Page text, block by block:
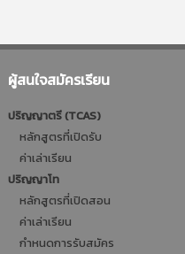
ผู้สนใจสมัครเรียน
ปริญญาตรี (TCAS)
หลักสูตรที่เปิดรับ
ค่าเล่าเรียน
ปริญญาโท
หลักสูตรที่เปิดสอน
ค่าเล่าเรียน
กำหนดการรับสมัคร